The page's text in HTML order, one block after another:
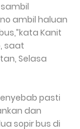
ambil haluan
Kanit
saat
Selasa
pasti
dan
sopir bus di